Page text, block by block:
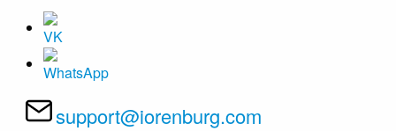
support@iorenburg.com